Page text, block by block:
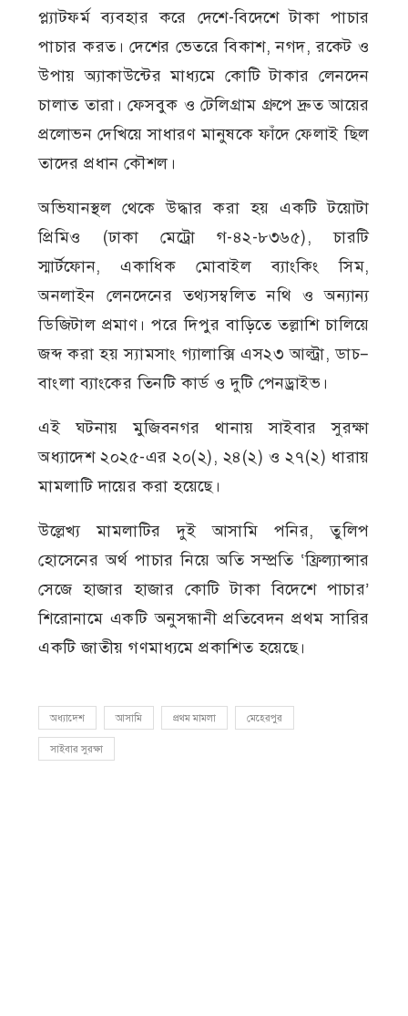
প্ল্যাটফর্ম ব্যবহার করে দেশে-বিদেশে টাকা পাচার
পাচার করত। দেশের ভেতরে বিকাশ, নগদ, রকেট ও
উপায় অ্যাকাউন্টের মাধ্যমে কোটি টাকার লেনদেন
চালাত তারা। ফেসবুক ও টেলিগ্রাম গ্রুপে দ্রুত আয়ের
প্রলোভন দেখিয়ে সাধারণ মানুষকে ফাঁদে ফেলাই ছিল
তাদের প্রধান কৌশল।
অভিযানস্থল থেকে উদ্ধার করা হয় একটি টয়োটা
প্রিমিও (ঢাকা মেট্রো গ-৪২-৮৩৬৫), চারটি
স্মার্টফোন, একাধিক মোবাইল ব্যাংকিং সিম,
অনলাইন লেনদেনের তথ্যসম্বলিত নথি ও অন্যান্য
ডিজিটাল প্রমাণ। পরে দিপুর বাড়িতে তল্লাশি চালিয়ে
জব্দ করা হয় স্যামসাং গ্যালাক্সি এস২৩ আল্ট্রা, ডাচ–
বাংলা ব্যাংকের তিনটি কার্ড ও দুটি পেনড্রাইভ।
এই ঘটনায় মুজিবনগর থানায় সাইবার সুরক্ষা
অধ্যাদেশ ২০২৫-এর ২০(২), ২৪(২) ও ২৭(২) ধারায়
মামলাটি দায়ের করা হয়েছে।
উল্লেখ্য মামলাটির দুই আসামি পনির, তুলিপ
হোসেনের অর্থ পাচার নিয়ে অতি সম্প্রতি ‘ফ্রিল্যান্সার
সেজে হাজার হাজার কোটি টাকা বিদেশে পাচার’
শিরোনামে একটি অনুসন্ধানী প্রতিবেদন প্রথম সারির
একটি জাতীয় গণমাধ্যমে প্রকাশিত হয়েছে।
অধ্যাদেশ আসামি প্রথম মামলা মেহেরপুর
সাইবার সুরক্ষা